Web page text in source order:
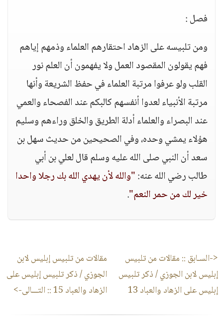
فصل :
ومن تلبيسه على الزهاد احتقارهم العلماء وذمهم إياهم
فهم يقولون المقصود العمل ولا يفهمون أن العلم نور
القلب ولو عرفوا مرتبة العلماء في حفظ الشريعة وأنها
مرتبة الأنبياء لعدوا أنفسهم كالبكم عند الفصحاء والعمي
عند البصراء والعلماء أدلة الطريق والخلق وراءهم وسليم
هؤلاء يمشي وحده، وفي الصحيحين من حديث سهل بن
سعد أن النبي صلى الله عليه وسلم قال لعلي بن أبي
طالب رضي الله عنه:"والله لأن يهدي الله بك رجلا واحدا
خير لك من حمر النعم".
<-السـابق :: مقالات من تلبيس
إبليس لابن الجوزي / ذكر تلبيس
إبليس على الزهاد والعباد 13
مقالات من تلبيس إبليس لابن
الجوزي / ذكر تلبيس إبليس على
الزهاد والعباد 15
:: التـــالى->